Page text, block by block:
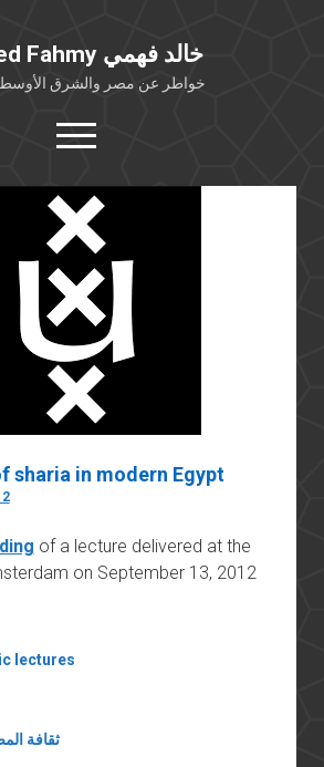
Khaled Fahmy خالد فهمي
خواطر عن مصر والشرق الأوسط
open
menu
twitterfacebook
خلفية شخصية
كتابات أكاديمية
مقالات صحافية
بوستات من فيسبوك
مقابلات في الإعلام
Languages
sharia in modern Egypt
of a lecture delivered at the
on September 13, 2012
lectures
ثقافة